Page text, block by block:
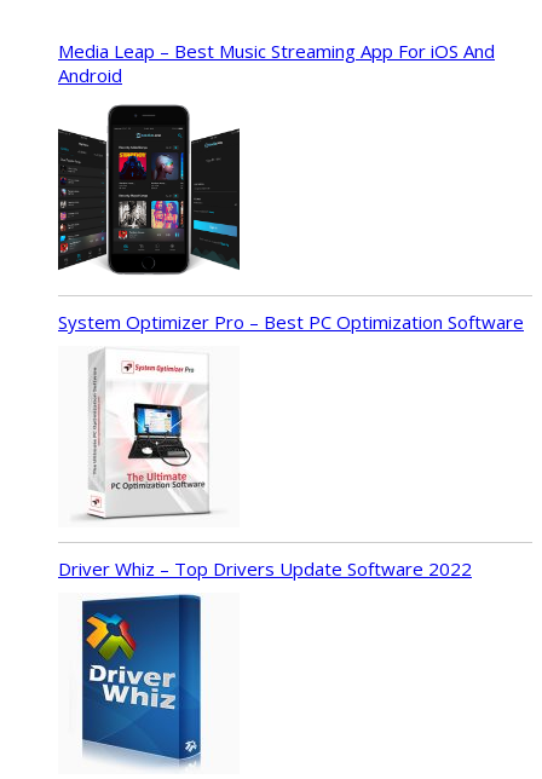
Media Leap – Best Music Streaming App For iOS And
Android
System Optimizer Pro – Best PC Optimization Software
Driver Whiz – Top Drivers Update Software 2022